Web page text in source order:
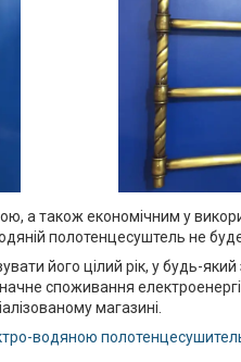
а також економічним у
полотенцесуштель не
його цілий рік, у будь-
споживання
магазині.
водяною